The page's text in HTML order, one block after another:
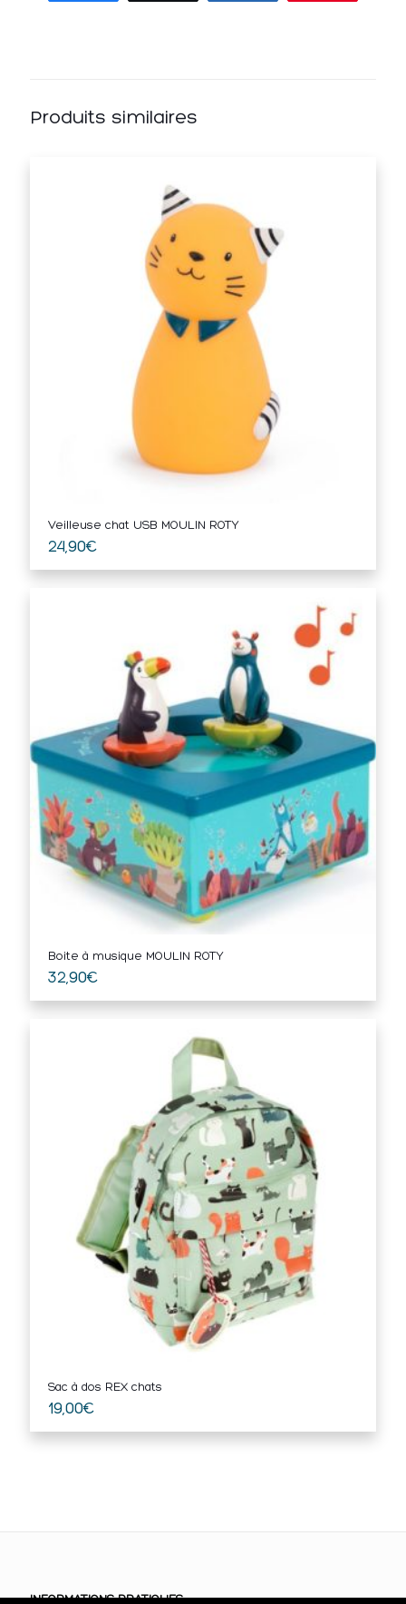
Produits similaires
Veilleuse chat USB MOULIN ROTY
24,90€
Boite à musique MOULIN ROTY
32,90€
Sac à dos REX chats
19,00€
INFORMATIONS PRATIQUES